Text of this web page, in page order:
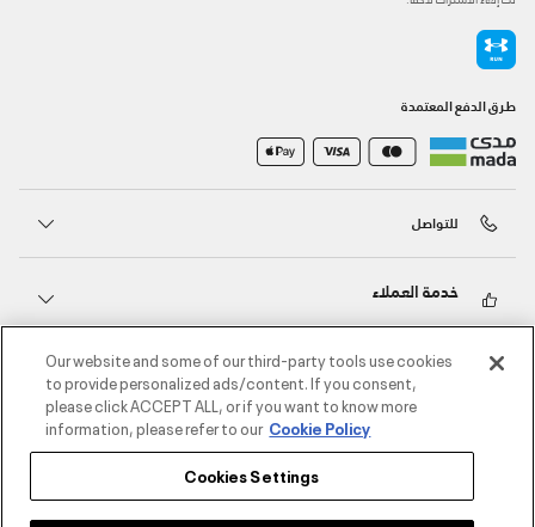
طرق الدفع المعتمدة
للتواصل
خدمة العملاء
حول أندر آرمر
أندر آرمر على الشبكات الاجتماعية
Our website and some of our third-party tools use cookies
to provide personalized ads/content. If you consent,
please click ACCEPT ALL, or if you want to know more
information, please refer to our Cookie Policy
Cookies Settings